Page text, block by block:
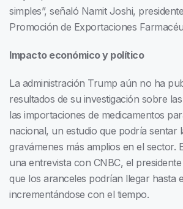
simples”, señaló Namit Joshi,
Promoción de Exportaciones
Impacto económico y político
La administración Trump aún no ha
resultados de su investigación sobre
las importaciones de medicamentos
nacional, un estudio que podría sentar
gravámenes más amplios en el sector.
una entrevista con CNBC, el
que los aranceles podrían llegar hasta
incrementándose con el tiempo.